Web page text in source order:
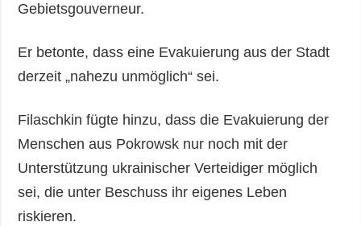
Gebietsgouverneur.
Er betonte, dass eine Evakuierung aus der Stadt
derzeit „nahezu unmöglich“ sei.
Filaschkin fügte hinzu, dass die Evakuierung der
Menschen aus Pokrowsk nur noch mit der
Unterstützung ukrainischer Verteidiger möglich
sei, die unter Beschuss ihr eigenes Leben
riskieren.